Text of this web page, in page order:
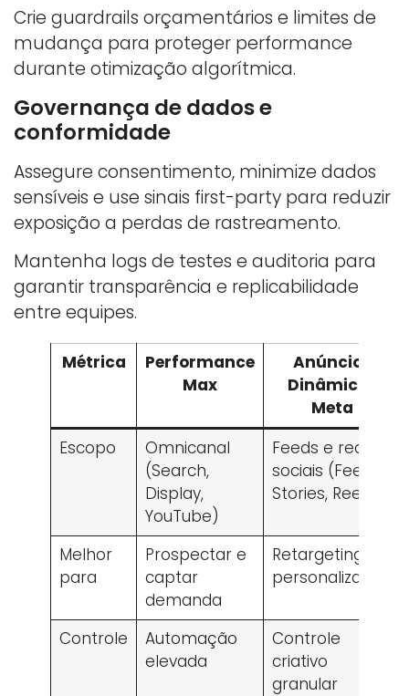
Crie guardrails orçamentários e limites de
mudança para proteger performance
durante otimização algorítmica.
Governança de dados e
conformidade
Assegure consentimento, minimize dados
sensíveis e use sinais first-party para reduzir
exposição a perdas de rastreamento.
Mantenha logs de testes e auditoria para
garantir transparência e replicabilidade
entre equipes.
Métrica
Performance
Max
Anúncios
Dinâmicos
Meta
Escopo
Omnicanal
(Search,
Display,
YouTube)
Feeds e redes
sociais (Feed,
Stories, Reels)
Melhor
para
Prospectar e
captar
demanda
Retargeting e
personalização
Controle
Automação
elevada
Controle
criativo
granular